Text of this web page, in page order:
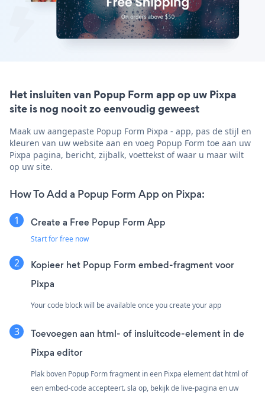
Het insluiten van Popup Form app op uw Pixpa
site is nog nooit zo eenvoudig geweest
Maak uw aangepaste Popup Form Pixpa - app, pas de stijl en
kleuren van uw website aan en voeg Popup Form toe aan uw
Pixpa pagina, bericht, zijbalk, voettekst of waar u maar wilt
op uw site.
How To Add a Popup Form App on Pixpa:
Create a Free Popup Form App
Start for free now
Kopieer het Popup Form embed-fragment voor
Pixpa
Your code block will be available once you create your app
Toevoegen aan html- of insluitcode-element in de
Pixpa editor
Plak boven Popup Form fragment in een Pixpa element dat html of
een embed-code accepteert. sla op, bekijk de live-pagina en uw